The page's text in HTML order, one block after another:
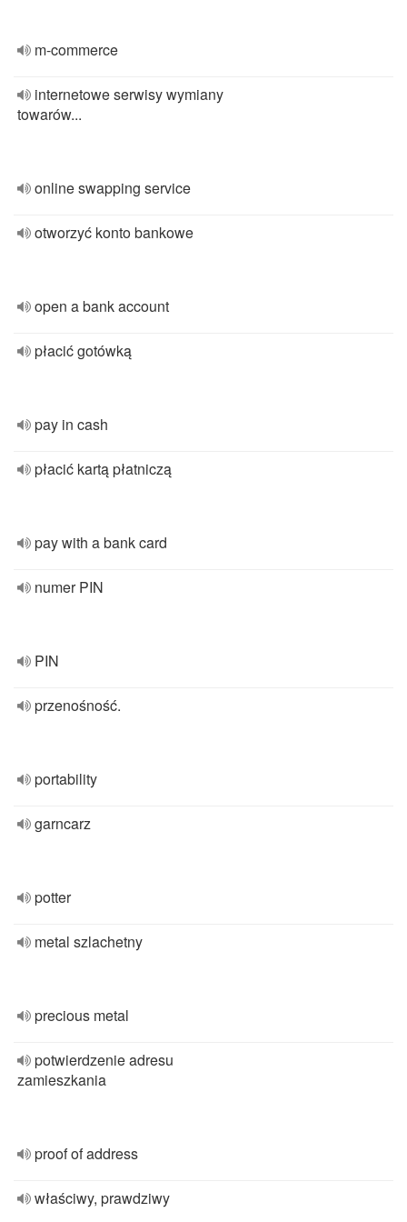
m-commerce
internetowe serwisy wymiany
towarów...
online swapping service
otworzyć konto bankowe
open a bank account
płacić gotówką
pay in cash
płacić kartą płatniczą
pay with a bank card
numer PIN
PIN
przenośność.
portability
garncarz
potter
metal szlachetny
precious metal
potwierdzenie adresu
zamieszkania
proof of address
właściwy, prawdziwy